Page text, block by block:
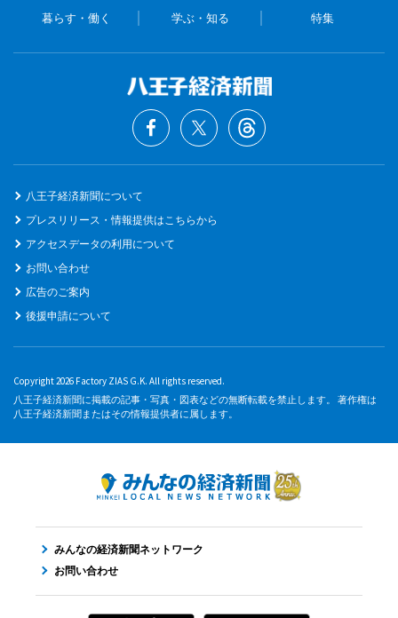
暮らす・働く 学ぶ・知る 特集
八王子経済新聞について
プレスリリース・情報提供はこちらから
アクセスデータの利用について
お問い合わせ
広告のご案内
後援申請について
Copyright 2026 Factory ZIAS G.K. All rights reserved.
八王子経済新聞に掲載の記事・写真・図表などの無断転載を禁止します。 著作権は
八王子経済新聞またはその情報提供者に属します。
みんなの経済新聞ネットワーク
お問い合わせ